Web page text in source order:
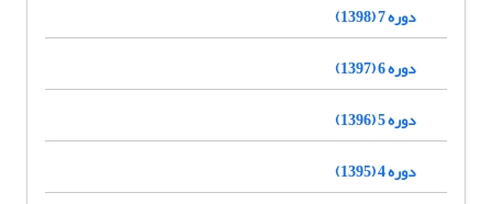
دوره 7 (1398)
دوره 6 (1397)
دوره 5 (1396)
دوره 4 (1395)